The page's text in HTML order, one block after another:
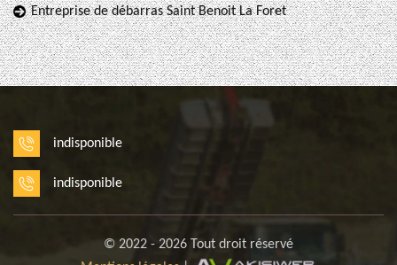
Entreprise de débarras Saint Benoit La Foret
indisponible
indisponible
© 2022 - 2026 Tout droit réservé